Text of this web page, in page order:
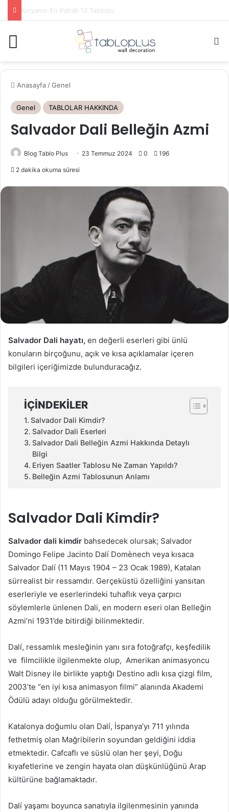
Louvre Müzesinde Görülmesi Gereken Eserler
Anasayfa /Genel
Genel TABLOLAR HAKKINDA
Salvador Dali Belleğin Azmi
Blog Tablo Plus 23 Temmuz 2024 0 196
2 dakika okuma süresi
Salvador Dali hayatı, en değerli eserleri gibi ünlü
konuların birçoğunu, açık ve kısa açıklamalar içeren
bilgileri içeriğimizde bulunduracağız.
İÇINDEKILER
Salvador Dali Kimdir?
Salvador Dali Eserleri
Salvador Dali Belleğin Azmi Hakkında Detaylı
Bilgi
Eriyen Saatler Tablosu Ne Zaman Yapıldı?
Belleğin Azmi Tablosunun Anlamı
Salvador Dali Kimdir?
Salvador dali kimdir bahsedecek olursak; Salvador
Domingo Felipe Jacinto Dalí Domènech veya kısaca
Salvador Dalí (11 Mayıs 1904 – 23 Ocak 1989), Katalan
sürrealist bir ressamdır. Gerçeküstü özelliğini yansıtan
eserleriyle ve eserlerindeki tuhaflık veya çarpıcı
söylemlerle ünlenen Dali, en modern eseri olan Belleğin
Azmi’ni 1931’de bitirdiği bilinmektedir.
Dalí, ressamlık mesleğinin yanı sıra fotoğrafçı, keşfedilik
ve filmcilikle ilgilenmekte olup, Amerikan animasyoncu
Walt Disney ile birlikte yaptığı Destino adlı kısa çizgi film,
2003’te “en iyi kısa animasyon filmi” alanında Akademi
Ödülü adayı olduğu görülmektedir.
Katalonya doğumlu olan Dalí, İspanya’yı 711 yılında
fethetmiş olan Mağribilerin soyundan geldiğini iddia
etmektedir. Cafcaflı ve süslü olan her şeyi, Doğu
kıyafetlerine ve zengin hayata olan düşkünlüğünü Arap
kültürüne bağlamaktadır.
Dalí yaşamı boyunca sanatıyla ilgilenmesinin yanında